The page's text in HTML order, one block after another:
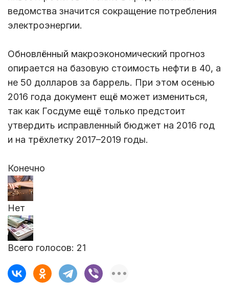
ведомства значится сокращение потребления
электроэнергии.
Обновлённый макроэкономический прогноз
опирается на базовую стоимость нефти в 40, а
не 50 долларов за баррель. При этом осенью
2016 года документ ещё может измениться,
так как Госдуме ещё только предстоит
утвердить исправленный бюджет на 2016 год
и на трёхлетку 2017–2019 годы.
Конечно
Нет
Всего голосов: 21